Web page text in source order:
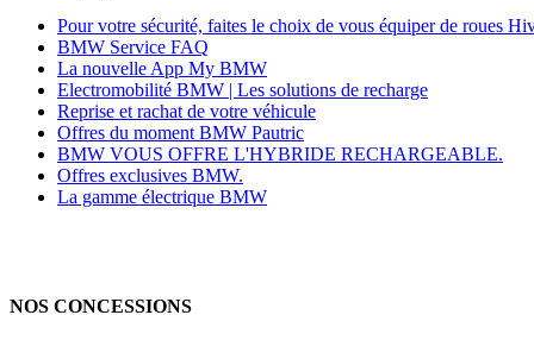
Pour votre sécurité, faites le choix de vous équiper de roues
BMW Service FAQ
La nouvelle App My BMW
Electromobilité BMW | Les solutions de recharge
Reprise et rachat de votre véhicule
Offres du moment BMW Pautric
BMW VOUS OFFRE L'HYBRIDE RECHARGEABLE.
Offres exclusives BMW.
La gamme électrique BMW
NOS CONCESSIONS